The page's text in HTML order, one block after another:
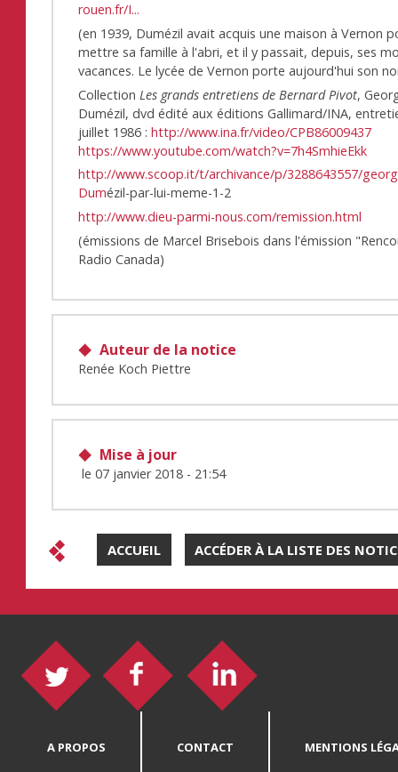
rouen.fr/I...
(en 1939, Dumézil avait acquis une maison à Vernon
mettre sa famille à l'abri, et il y passait, depuis, ses
vacances. Le lycée de Vernon porte aujourd'hui son
Collection Les grands entretiens de Bernard Pivot,
Dumézil, dvd édité aux éditions Gallimard/INA,
juillet 1986 :http://www.ina.fr/video/CPB86009437
https://www.youtube.com/watch?v=7h4SmhieEkk
http://www.scoop.it/t/archivance/p/3288643557/
Dumézil-par-lui-meme-1-2
http://www.dieu-parmi-nous.com/remission.html
(émissions de Marcel Brisebois dans l'émission
Radio Canada)
Auteur de la notice
Renée Koch Piettre
Mise à jour
le07 janvier 2018 - 21:54
ACCUEIL ACCÉDER À LA LISTE DES
A PROPOS CONTACT MENTIONS